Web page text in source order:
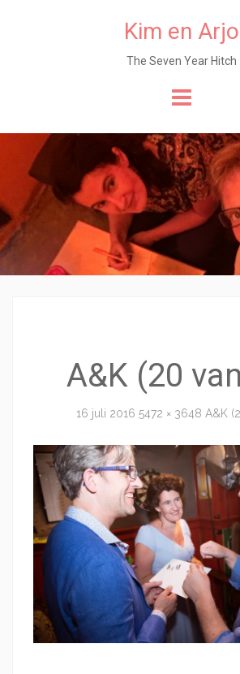
Kim en Arjo
The Seven Year Hitch
content
A&K (20
16 juli 2016 5472 × 3648 A&K